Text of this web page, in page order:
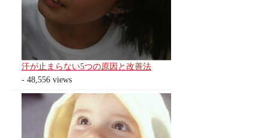
汗が止まらない5つの原因と改善法
- 48,556 views